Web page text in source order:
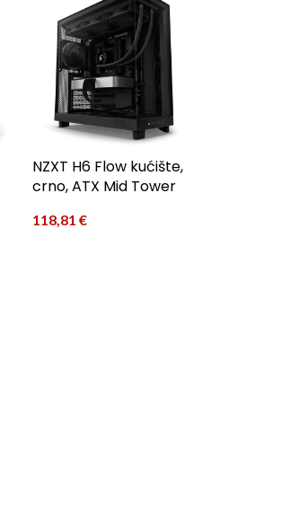
NZXT H6 Flow kućište,
crno, ATX Mid Tower
118,81 €